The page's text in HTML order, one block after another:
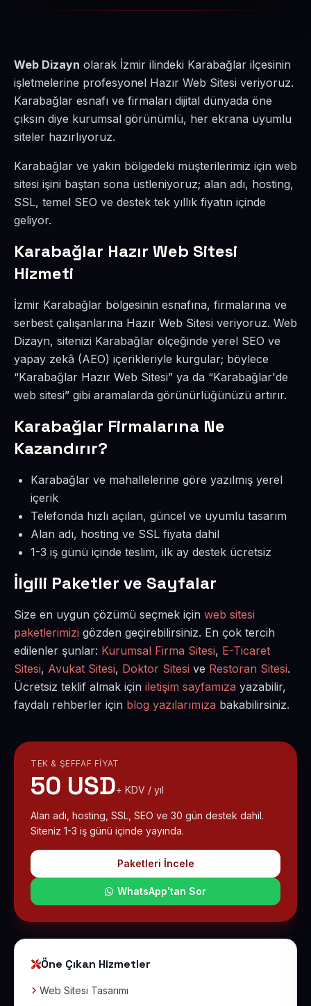
Web Dizayn olarak İzmir ilindeki Karabağlar ilçesinin
işletmelerine profesyonel Hazır Web Sitesi veriyoruz.
Karabağlar esnafı ve firmaları dijital dünyada öne
çıksın diye kurumsal görünümlü, her ekrana uyumlu
siteler hazırlıyoruz.
Karabağlar ve yakın bölgedeki müşterilerimiz için web
sitesi işini baştan sona üstleniyoruz; alan adı, hosting,
SSL, temel SEO ve destek tek yıllık fiyatın içinde
geliyor.
Karabağlar Hazır Web Sitesi
Hizmeti
İzmir Karabağlar bölgesinin esnafına, firmalarına ve
serbest çalışanlarına Hazır Web Sitesi veriyoruz. Web
Dizayn, sitenizi Karabağlar ölçeğinde yerel SEO ve
yapay zekâ (AEO) içerikleriyle kurgular; böylece
“Karabağlar Hazır Web Sitesi” ya da “Karabağlar'de
web sitesi” gibi aramalarda görünürlüğünüzü artırır.
Karabağlar Firmalarına Ne
Kazandırır?
Karabağlar ve mahallelerine göre yazılmış yerel
içerik
Telefonda hızlı açılan, güncel ve uyumlu tasarım
Alan adı, hosting ve SSL fiyata dahil
1-3 iş günü içinde teslim, ilk ay destek ücretsiz
İlgili Paketler ve Sayfalar
Size en uygun çözümü seçmek için web sitesi
paketlerimizi gözden geçirebilirsiniz. En çok tercih
edilenler şunlar: Kurumsal Firma Sitesi, E-Ticaret
Sitesi, Avukat Sitesi, Doktor Sitesi ve Restoran Sitesi.
Ücretsiz teklif almak için iletişim sayfamıza yazabilir,
faydalı rehberler için blog yazılarımıza bakabilirsiniz.
TEK & ŞEFFAF FIYAT
50 USD+ KDV / yıl
Alan adı, hosting, SSL, SEO ve 30 gün destek dahil.
Siteniz 1-3 iş günü içinde yayında.
Paketleri İncele
WhatsApp'tan Sor
Öne Çıkan Hizmetler
Web Sitesi Tasarımı